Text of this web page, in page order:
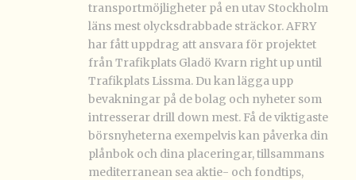
transportmöjligheter på en utav Stockholm
läns mest olycksdrabbade sträckor. AFRY
har fått uppdrag att ansvara för projektet
från Trafikplats Gladö Kvarn right up until
Trafikplats Lissma. Du kan lägga upp
bevakningar på de bolag och nyheter som
intresserar drill down mest. Få de viktigaste
börsnyheterna exempelvis kan påverka din
plånbok och dina placeringar, tillsammans
mediterranean sea aktie- och fondtips,